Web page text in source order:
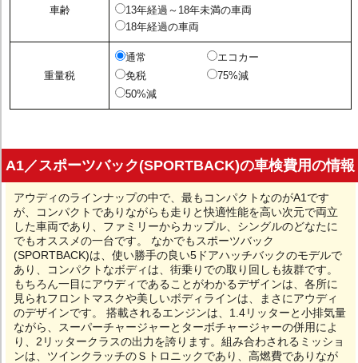
車齢
13年経過～18年未満の車両
18年経過の車両
重量税
通常
エコカー
免税
75%減
50%減
A1／スポーツバック(SPORTBACK)の車検費用の情報
アウディのラインナップの中で、最もコンパクトなのがA1です
が、コンパクトでありながらも走りと快適性能を高い次元で両立
した車両であり、ファミリーからカップル、シングルのどなたに
でもオススメの一台です。 なかでもスポーツバック
(SPORTBACK)は、使い勝手の良い5ドアハッチバックのモデルで
あり、コンパクトなボディは、街乗りでの取り回しも抜群です。
もちろん一目にアウディであることがわかるデザインは、各所に
見られフロントマスクや美しいボディラインは、まさにアウディ
のデザインです。 搭載されるエンジンは、1.4リッターと小排気量
ながら、スーパーチャージャーとターボチャージャーの併用によ
り、2リッタークラスの出力を誇ります。組み合わされるミッショ
ンは、ツインクラッチのＳトロニックであり、高燃費でありなが